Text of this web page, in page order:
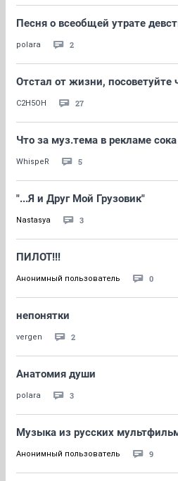
Песня о всеобщей утрате
polara 2
Отстал от жизни, посоветуйте
C2H5OH 27
Что за муз.тема в рекламе
WhispeR 5
"...Я и Друг Мой Грузовик"
Nastasya 3
ПИЛОТ!!!
Анонимный пользователь 0
непонятки
vergen 2
Анатомия души
polara 3
Музыка из русских
Анонимный пользователь 9